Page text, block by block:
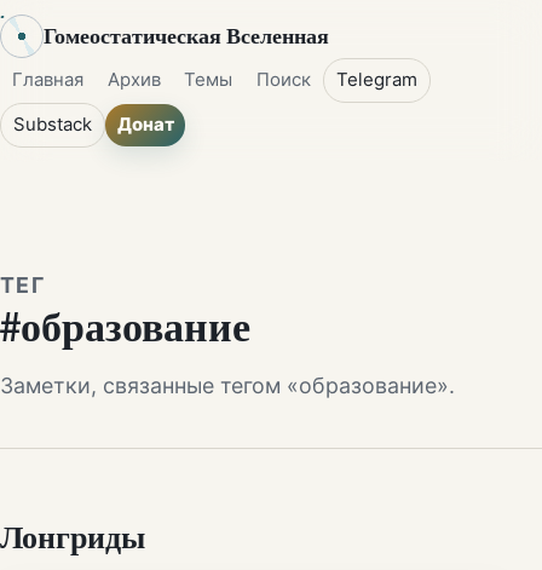
Гомеостатическая Вселенная
Главная Архив Темы Поиск Telegram
Substack Донат
ТЕГ
#образование
Заметки, связанные тегом «образование».
Лонгриды